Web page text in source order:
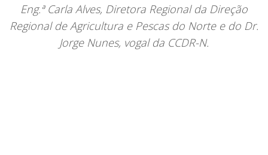
Eng.ª Carla Alves, Diretora Regional da Direção
Regional de Agricultura e Pescas do Norte e do Dr.
Jorge Nunes, vogal da CCDR-N.